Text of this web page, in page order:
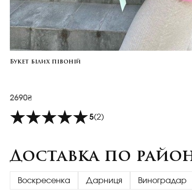
Букет білих півоній
2690₴
5(2)
Доставка по
Воскресенка Дарниця Виноградар